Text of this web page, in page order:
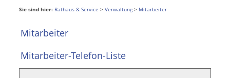
Sie sind hier: Rathaus & Service > Verwaltung> Mitarbeiter
Mitarbeiter
Mitarbeiter-Telefon-Liste